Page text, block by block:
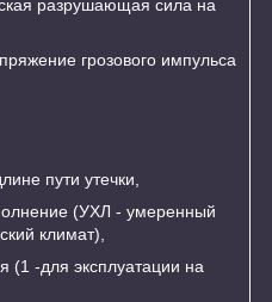
разрушающая сила на
грозового импульса
пути утечки,
(УХЛ - умеренный
климат),
(1 -для эксплуатации на